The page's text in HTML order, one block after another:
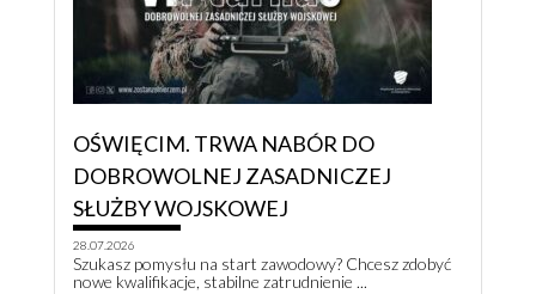
OŚWIĘCIM. TRWA NABÓR DO
DOBROWOLNEJ ZASADNICZEJ
SŁUŻBY WOJSKOWEJ
28.07.2026
Szukasz pomysłu na start zawodowy? Chcesz zdobyć
nowe kwalifikacje, stabilne zatrudnienie ...